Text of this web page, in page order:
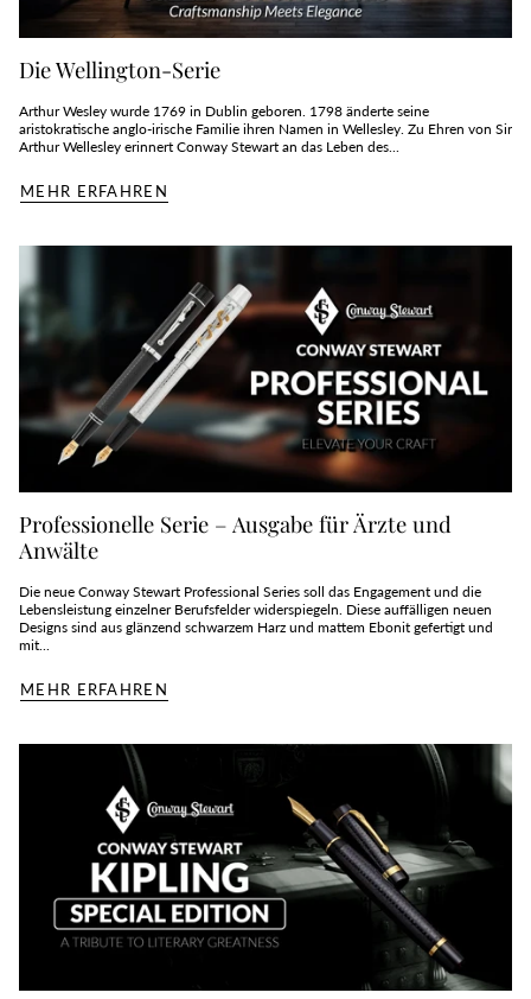
Die Wellington-Serie
Arthur Wesley wurde 1769 in Dublin geboren. 1798 änderte seine
aristokratische anglo-irische Familie ihren Namen in Wellesley. Zu Ehren von Sir
Arthur Wellesley erinnert Conway Stewart an das Leben des...
MEHR ERFAHREN
Professionelle Serie – Ausgabe für Ärzte und
Anwälte
Die neue Conway Stewart Professional Series soll das Engagement und die
Lebensleistung einzelner Berufsfelder widerspiegeln. Diese auffälligen neuen
Designs sind aus glänzend schwarzem Harz und mattem Ebonit gefertigt und
mit...
MEHR ERFAHREN